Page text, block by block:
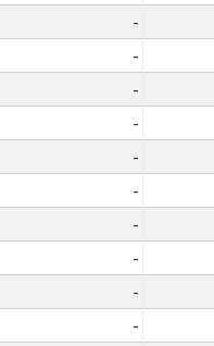
-
-
-
-
-
-
-
-
-
-